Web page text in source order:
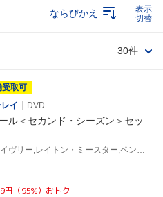
ならびかえ
30件
受取可
イ
DVD
ル＜セカンド・シーズン＞セッ
ブレイク・ライヴリー,レイトン・ミースター,ペン・バッジリー,セシリー・フォン・ジーゲザー(原作)
円（95%）おトク